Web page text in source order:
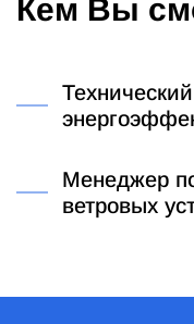
Кем Вы
Менеджер
ветровых